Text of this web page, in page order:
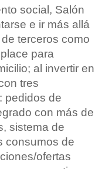
social, Salón
e ir más allá
terceros como
para
al invertir en
tres
pedidos de
con más de
sistema de
consumos de
ofertas